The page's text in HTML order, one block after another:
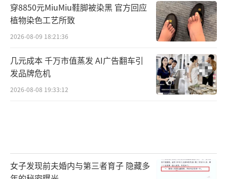
穿8850元MiuMiu鞋脚被染黑 官方回应
植物染色工艺所致
2026-08-09 18:21:36
几元成本 千万市值蒸发 AI广告翻车引
发品牌危机
2026-08-08 19:33:12
女子发现前夫婚内与第三者育子 隐藏多